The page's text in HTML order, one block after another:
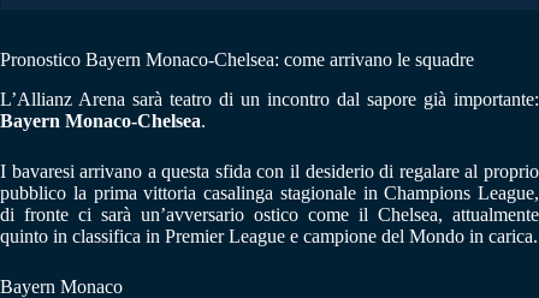
Pronostico Bayern Monaco-Chelsea: come arrivano le squadre
L’Allianz Arena sarà teatro di un incontro dal sapore già importante:
Bayern Monaco-Chelsea.
I bavaresi arrivano a questa sfida con il desiderio di regalare al proprio
pubblico la prima vittoria casalinga stagionale in Champions League,
di fronte ci sarà un’avversario ostico come il Chelsea, attualmente
quinto in classifica in Premier League e campione del Mondo in carica.
Bayern Monaco